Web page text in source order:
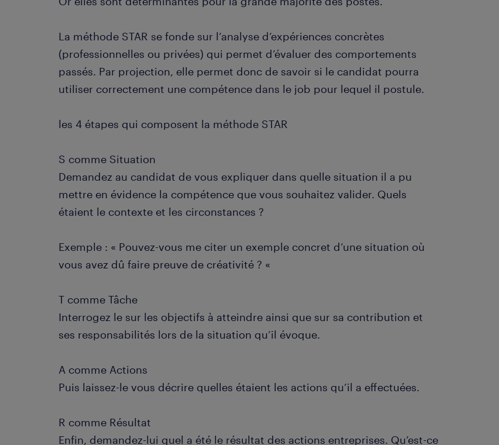
La méthode STAR se fonde sur l’analyse d’expériences concrètes
(professionnelles ou privées) qui permet d’évaluer des comportements
passés. Par projection, elle permet donc de savoir si le candidat pourra
utiliser correctement une compétence dans le job pour lequel il postule.
les 4 étapes qui composent la méthode STAR
S comme Situation
Demandez au candidat de vous expliquer dans quelle situation il a pu
mettre en évidence la compétence que vous souhaitez valider. Quels
étaient le contexte et les circonstances ?
Exemple : « Pouvez-vous me citer un exemple concret d’une situation où
vous avez dû faire preuve de créativité ? «
T comme Tâche
Interrogez le sur les objectifs à atteindre ainsi que sur sa contribution et
ses responsabilités lors de la situation qu’il évoque.
A comme Actions
Puis laissez-le vous décrire quelles étaient les actions qu’il a effectuées.
R comme Résultat
Enfin, demandez-lui quel a été le résultat des actions entreprises. Qu’est-ce